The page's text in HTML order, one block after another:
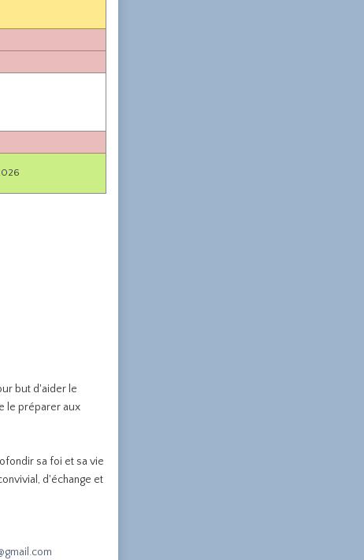
but d'aider le
le préparer aux
sa foi et sa vie
d'échange et